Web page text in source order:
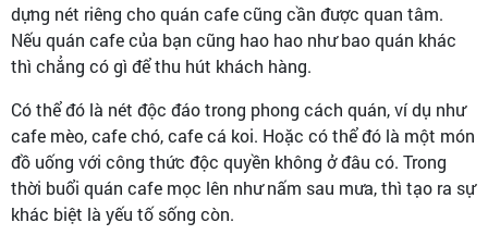
dựng nét riêng cho quán cafe cũng cần được quan tâm.
Nếu quán cafe của bạn cũng hao hao như bao quán khác
thì chẳng có gì để thu hút khách hàng.
Có thể đó là nét độc đáo trong phong cách quán, ví dụ như
cafe mèo, cafe chó, cafe cá koi. Hoặc có thể đó là một món
đồ uống với công thức độc quyền không ở đâu có. Trong
thời buổi quán cafe mọc lên như nấm sau mưa, thì tạo ra sự
khác biệt là yếu tố sống còn.